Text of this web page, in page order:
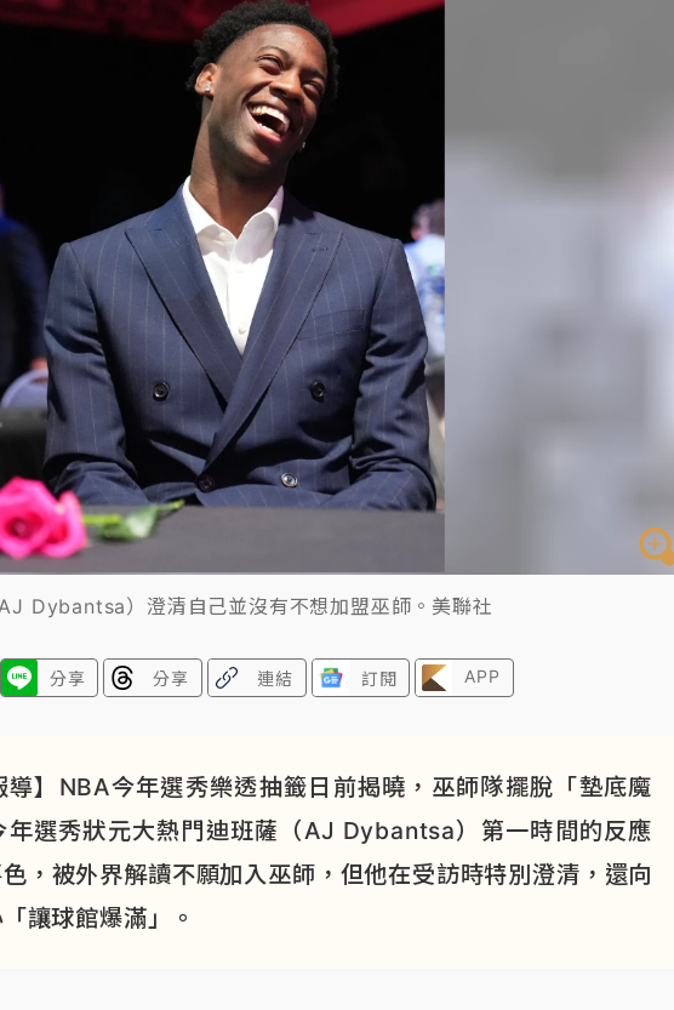
數！辜仲諒向法院聲請遭駁 理由曝光
今線上預約開賣一度塞車 周六起展出延長至晚上7時
東檢抗告成功 今重開羈押庭
彈轟3天 「紅到發紫」降雨熱區曝
Dybantsa）澄清自己並沒有不想加盟巫師。美聯社
分享 分享 連結 訂閱 APP
導】NBA今年選秀樂透抽籤日前揭曉，巫師隊擺脫「墊底魔
年選秀狀元大熱門迪班薩（AJ Dybantsa）第一時間的反應
，被外界解讀不願加入巫師，但他在受訪時特別澄清，還向
讓球館爆滿」。